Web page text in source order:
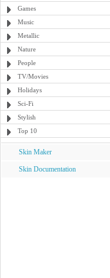
Games
Music
Metallic
Nature
People
TV/Movies
Holidays
Sci-Fi
Stylish
Top 10
Skin Maker
Skin Documentation